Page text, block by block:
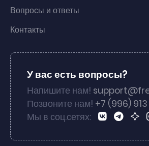
Вопросы и ответы
Контакты
У вас есть вопросы?
Напишите нам!
Позвоните нам! +7 (996) 913
Мы в соц.сетях: